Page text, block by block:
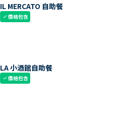
IL MERCATO 自助餐
check價格包含
LA 小酒館自助餐
check價格包含